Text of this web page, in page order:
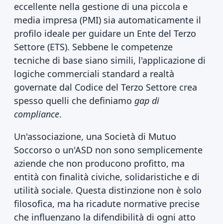
eccellente nella gestione di una piccola e
media impresa (PMI) sia automaticamente il
profilo ideale per guidare un Ente del Terzo
Settore (ETS). Sebbene le competenze
tecniche di base siano simili, l'applicazione di
logiche commerciali standard a realtà
governate dal Codice del Terzo Settore crea
spesso quelli che definiamo gap di
compliance.
Un'associazione, una Società di Mutuo
Soccorso o un'ASD non sono semplicemente
aziende che non producono profitto, ma
entità con finalità civiche, solidaristiche e di
utilità sociale. Questa distinzione non è solo
filosofica, ma ha ricadute normative precise
che influenzano la difendibilità di ogni atto